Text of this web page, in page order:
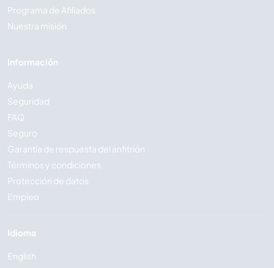
Programa de Afiliados
Nuestra misión
Información
Ayuda
Seguridad
FAQ
Seguro
Garantía de respuesta del anfitrión
Términos y condiciones
Protección de datos
Empleo
Idioma
English